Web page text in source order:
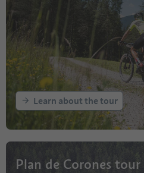
Learn about the tour
Plan de Corones tour